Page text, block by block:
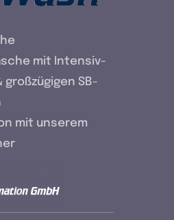
mit Intensiv-
großzügigen SB-
mit unserem